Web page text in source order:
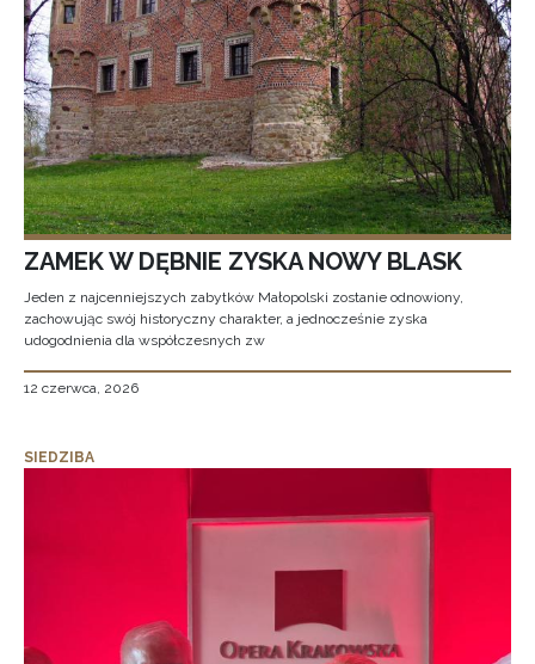
ZAMEK W DĘBNIE ZYSKA NOWY BLASK
Jeden z najcenniejszych zabytków Małopolski zostanie odnowiony,
zachowując swój historyczny charakter, a jednocześnie zyska
udogodnienia dla współczesnych zw
12 czerwca, 2026
SIEDZIBA